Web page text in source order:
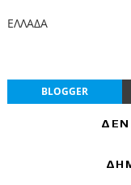
ΕΛΛΑΔΑ
BLOGGER
ΔΕΝ